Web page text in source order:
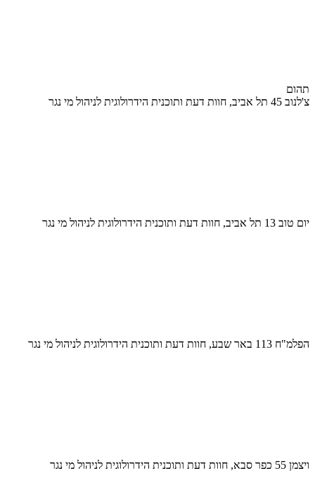
תהום
צ'לנוב 45 תל אביב, חוות דעת ותוכנית הידרולוגית לניהול מי נגר
יום טוב 13 תל אביב, חוות דעת ותוכנית הידרולוגית לניהול מי נגר
הפלמ"ח 113 באר שבע, חוות דעת ותוכנית הידרולוגית לניהול מי נגר
ויצמן 55 כפר סבא, חוות דעת ותוכנית הידרולוגית לניהול מי נגר